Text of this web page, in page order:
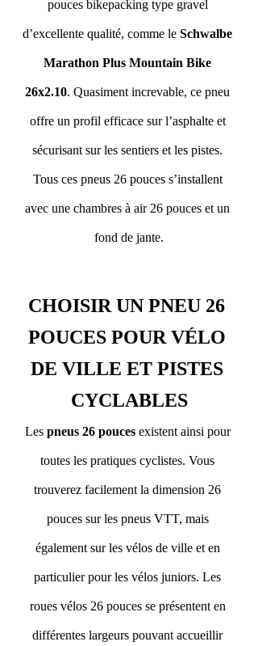
pouces bikepacking type gravel
d’excellente qualité, comme le Schwalbe
Marathon Plus Mountain Bike
26x2.10. Quasiment increvable, ce pneu
offre un profil efficace sur l’asphalte et
sécurisant sur les sentiers et les pistes.
Tous ces pneus 26 pouces s’installent
avec une chambres à air 26 pouces et un
fond de jante.
CHOISIR UN PNEU 26
POUCES POUR VÉLO
DE VILLE ET PISTES
CYCLABLES
Les pneus 26 pouces existent ainsi pour
toutes les pratiques cyclistes. Vous
trouverez facilement la dimension 26
pouces sur les pneus VTT, mais
également sur les vélos de ville et en
particulier pour les vélos juniors. Les
roues vélos 26 pouces se présentent en
différentes largeurs pouvant accueillir